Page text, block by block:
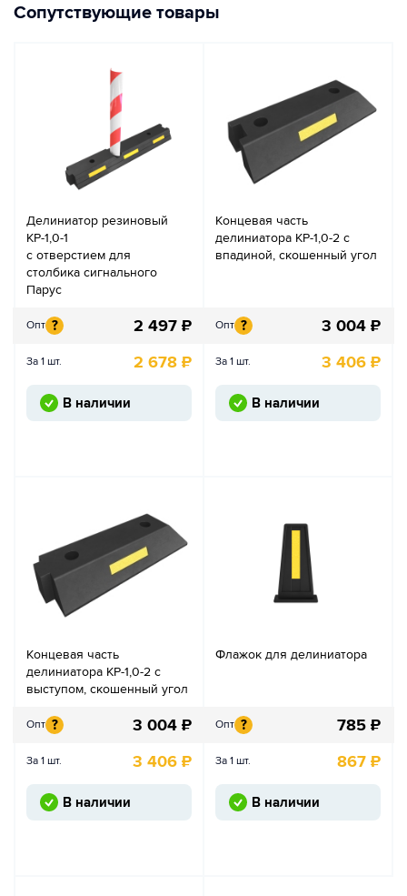
Сопутствующие товары
Делиниатор резиновый
КР-1,0-1
с отверстием для
столбика сигнального
Парус
Опт ? 2 497 ₽
За 1 шт. 2 678 ₽
В наличии
Концевая часть
делиниатора КР-1,0-2 с
впадиной, скошенный угол
Опт ? 3 004 ₽
За 1 шт. 3 406 ₽
В наличии
Концевая часть
делиниатора КР-1,0-2 с
выступом, скошенный угол
Опт ? 3 004 ₽
За 1 шт. 3 406 ₽
В наличии
Флажок для делиниатора
Опт ? 785 ₽
За 1 шт. 867 ₽
В наличии